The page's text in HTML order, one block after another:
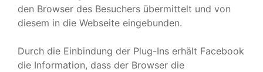
den Browser des Besuchers übermittelt und von
diesem in die Webseite eingebunden.
Durch die Einbindung der Plug-Ins erhält Facebook
die Information, dass der Browser die